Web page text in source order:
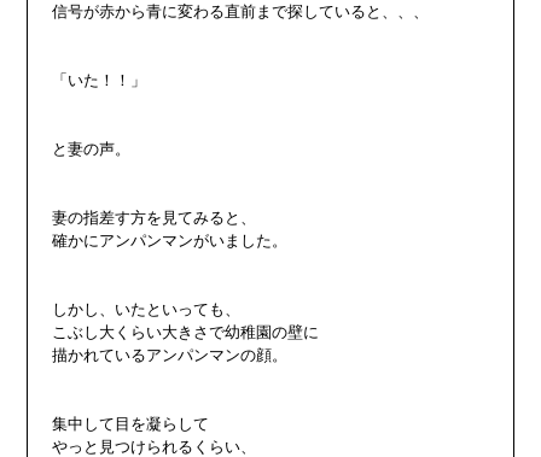
信号が赤から青に変わる直前まで探していると、、、
「いた！！」
と妻の声。
妻の指差す方を見てみると、
確かにアンパンマンがいました。
しかし、いたといっても、
こぶし大くらい大きさで幼稚園の壁に
描かれているアンパンマンの顔。
集中して目を凝らして
やっと見つけられるくらい、